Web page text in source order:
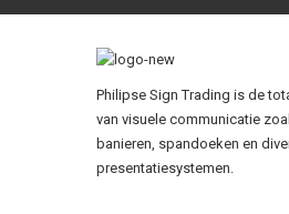
Philipse Sign Trading is de
van visuele communicatie
banieren, spandoeken en
presentatiesystemen.